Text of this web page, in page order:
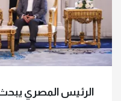
الرئيس المصري